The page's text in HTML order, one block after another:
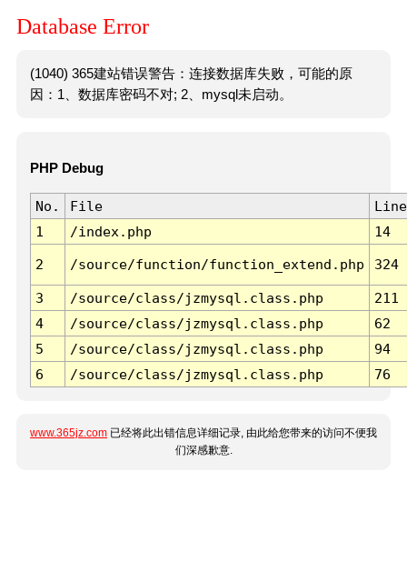
Database Error
(1040) 365建站错误警告：连接数据库失败，可能的原
因：1、数据库密码不对; 2、mysql未启动。
PHP Debug
No. File
Line
1
/index.php 14
2 /source/function/function_extend.php 324
3 /source/class/jzmysql.class.php
211
4
/source/class/jzmysql.class.php
62
5
/source/class/jzmysql.class.php
94
6
/source/class/jzmysql.class.php 76
www.365jz.com 已经将此出错信息详细记录, 由此给您带来的访问不便我
们深感歉意.